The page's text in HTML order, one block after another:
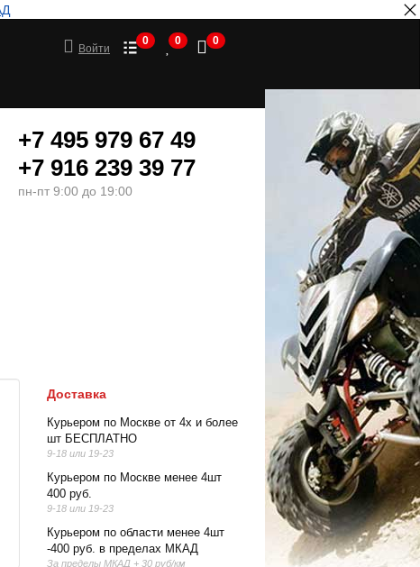
Войти
0 0 0
+7 495 979 67 49
+7 916 239 39 77
пн-пт 9:00 до 19:00
Доставка
Курьером по Москве от 4х и более
шт БЕСПЛАТНО
9-18 или 19-23
Курьером по Москве менее 4шт
400 руб.
9-18 или 19-23
Курьером по области менее 4шт
-400 руб. в пределах МКАД
За пределы МКАД + 30 руб/км